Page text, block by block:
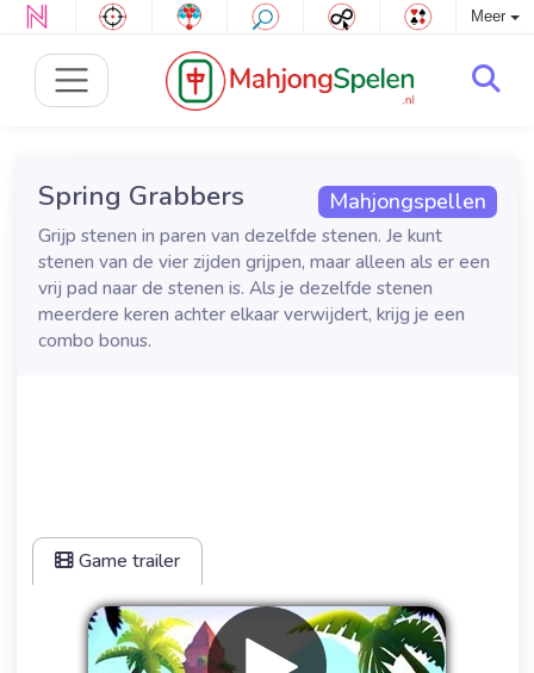
Meer
Mahjongspellen
Spring Grabbers
Grijp stenen in paren van dezelfde stenen. Je kunt
stenen van de vier zijden grijpen, maar alleen als er een
vrij pad naar de stenen is. Als je dezelfde stenen
meerdere keren achter elkaar verwijdert, krijg je een
combo bonus.
Game trailer